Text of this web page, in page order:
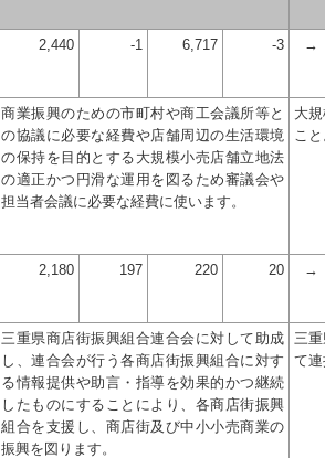
2,440 -1 6,717 -3 →
商業振興のための市町村や商工会議所等と
の協議に必要な経費や店舗周辺の生活環境
の保持を目的とする大規模小売店舗立地法
の適正かつ円滑な運用を図るため審議会や
担当者会議に必要な経費に使います。
大規
こと。
2,180 197 220 20 →
三重県商店街振興組合連合会に対して助成
し、連合会が行う各商店街振興組合に対す
る情報提供や助言・指導を効果的かつ継続
したものにすることにより、各商店街振興
組合を支援し、商店街及び中小小売商業の
振興を図ります。
三重
て連